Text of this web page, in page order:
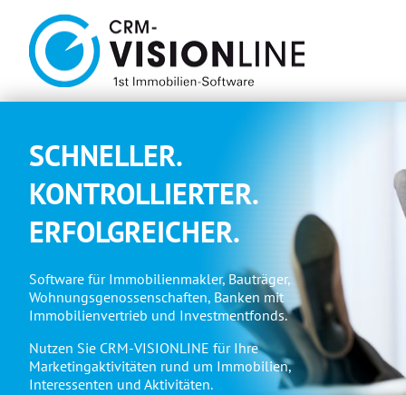
SCHNELLER.
KONTROLLIERTER.
ERFOLGREICHER.
Software für Immobilienmakler, Bauträger,
Wohnungsgenossenschaften, Banken mit
Immobilienvertrieb und Investmentfonds.
Nutzen Sie CRM-VISIONLINE für Ihre
Marketingaktivitäten rund um Immobilien,
Interessenten und Aktivitäten.